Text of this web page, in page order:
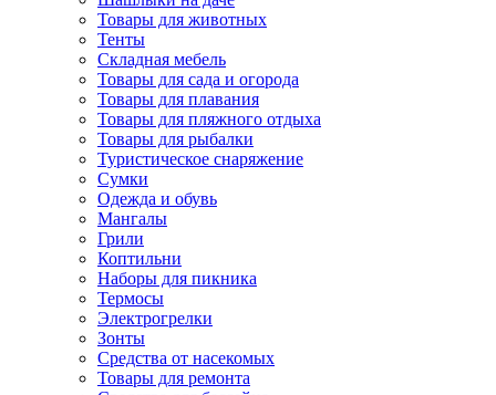
Товары для животных
Тенты
Складная мебель
Товары для сада и огорода
Товары для плавания
Товары для пляжного отдыха
Товары для рыбалки
Туристическое снаряжение
Сумки
Одежда и обувь
Мангалы
Грили
Коптильни
Наборы для пикника
Термосы
Электрогрелки
Зонты
Средства от насекомых
Товары для ремонта